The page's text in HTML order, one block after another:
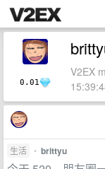
0.01
V2EX
生活 • brittyu